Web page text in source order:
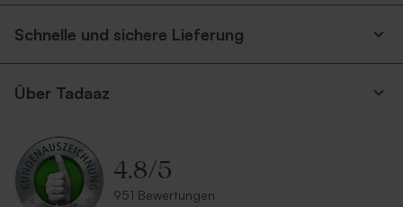
Schnelle und sichere Lieferung
Über Tadaaz
4.8/5
951 Bewertungen